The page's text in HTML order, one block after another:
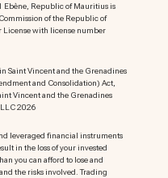
Ebène, Republic of Mauritius is
of the Republic of
License with license number
Saint Vincent and the Grenadines
and Consolidation) Act,
Vincent and the Grenadines
2026
leveraged financial instruments
in the loss of your invested
you can afford to lose and
the risks involved. Trading